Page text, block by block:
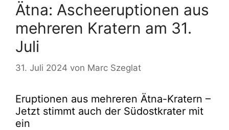
Ätna: Ascheeruptionen aus
mehreren Kratern am 31.
Juli
31. Juli 2024 von Marc Szeglat
Eruptionen aus mehreren Ätna-Kratern –
Jetzt stimmt auch der Südostkrater mit
ein